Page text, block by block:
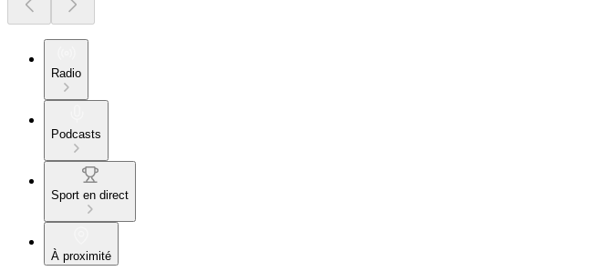
Radio
Podcasts
Sport en direct
À proximité